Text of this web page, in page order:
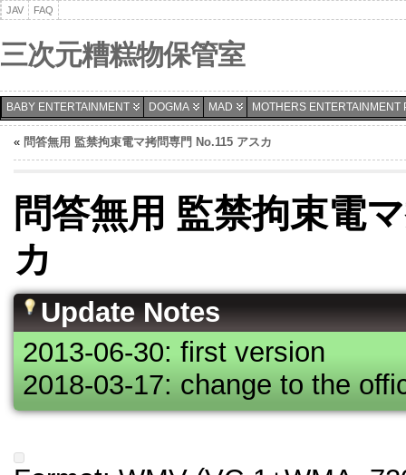
JAV FAQ
三次元糟糕物保管室
BABY ENTERTAINMENT DOGMA MAD MOTHERS ENTERTAINMENT
« 問答無用 監禁拘束電マ拷問専門 No.115 アスカ
問答無用 監禁拘束電
カ
Update Notes
2013-06-30: first version
2018-03-17: change to the